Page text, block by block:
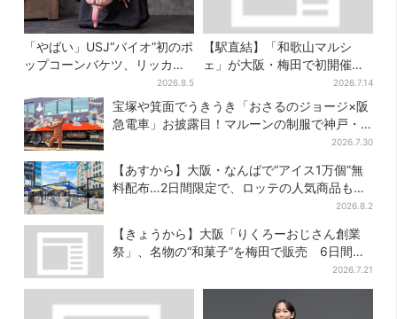
「やばい」USJ“バイオ”初のポ
ップコーンバケツ、リッカー
が背中に張りつく衝撃デザイ
ンに騒然…フレーバーにも反
応
2026.8.5
【駅直結】「和歌山マルシ
ェ」が大阪・梅田で初開催！
桃・シャインマスカット・巨
峰がずらり
2026.7.14
宝塚や箕面でうきうき「おさるのジョージ×阪
急電車」お披露目！マルーンの制服で神戸・
2026.7.30
【あすから】大阪・なんばで“アイス1万個”無
料配布…2日間限定で、ロッテの人気商品もら
2026.8.2
【きょうから】大阪「りくろーおじさん創業
祭」、名物の“和菓子”を梅田で販売 6日間限
2026.7.21